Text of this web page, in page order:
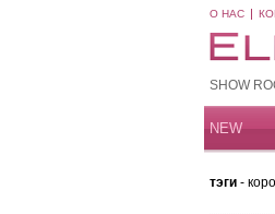
О НАС
SHOW
NEW
тэги -